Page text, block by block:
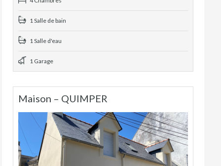
1 Salle de bain
1 Salle d'eau
1 Garage
Maison – QUIMPER